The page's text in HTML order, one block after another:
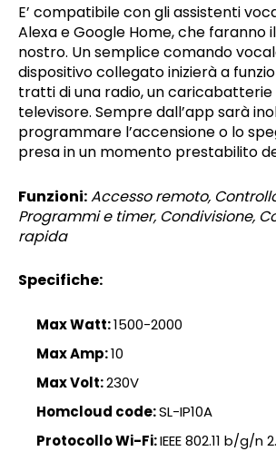
E’ compatibile con gli assistenti
Alexa e Google Home, che faranno
nostro. Un semplice comando
dispositivo collegato inizierà a
tratti di una radio, un caricabatterie
televisore. Sempre dall’app sarà
programmare l’accensione o lo
presa in un momento prestabilito
Funzioni:Accesso remoto,
Programmi e timer, Condivisione,
rapida
Specifiche:
Max Watt:1500-2000
Max Amp:10
Max Volt:230V
Homcloud code:SL-IP10A
Protocollo Wi-Fi:IEEE 802.11 b/g/n